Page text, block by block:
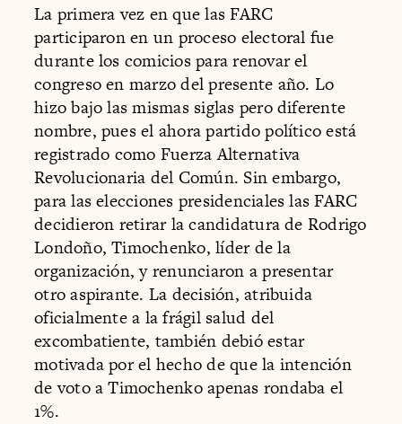
La primera vez en que las FARC
participaron en un proceso electoral fue
durante los comicios para renovar el
congreso en marzo del presente año. Lo
hizo bajo las mismas siglas pero diferente
nombre, pues el ahora partido político está
registrado como Fuerza Alternativa
Revolucionaria del Común. Sin embargo,
para las elecciones presidenciales las FARC
decidieron retirar la candidatura de Rodrigo
Londoño, Timochenko, líder de la
organización, y renunciaron a presentar
otro aspirante. La decisión, atribuida
oficialmente a la frágil salud del
excombatiente, también debió estar
motivada por el hecho de que la intención
de voto a Timochenko apenas rondaba el
1%.